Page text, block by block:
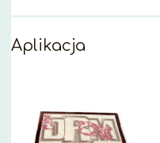
Aplikacja